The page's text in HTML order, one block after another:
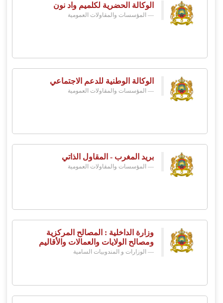
الوكالة الحضرية لكلميم واد نون
المؤسسات والمقاولات العمومية
الوكالة الوطنية للدعم الاجتماعي
المؤسسات والمقاولات العمومية
بريد المغرب - المقاول الذاتي
المؤسسات والمقاولات العمومية
وزارة الداخلية : المصالح المركزية
ومصالح الولايات والعمالات والأقاليم
الوزارات و المندوبيات السامية